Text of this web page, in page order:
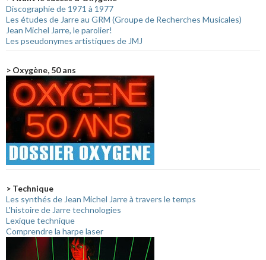
Discographie de 1971 à 1977
Les études de Jarre au GRM (Groupe de Recherches Musicales)
Jean Michel Jarre, le parolier!
Les pseudonymes artistiques de JMJ
> Oxygène, 50 ans
> Technique
Les synthés de Jean Michel Jarre à travers le temps
L'histoire de Jarre technologies
Lexique technique
Comprendre la harpe laser